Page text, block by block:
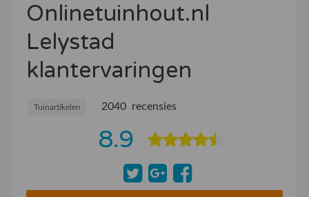
Tarieven
Bedrijven
Over ons
Blogs
Onlinetuinhout.nl
Lelystad
klantervaringen
Tuinartikelen 2040 recensies
8.9